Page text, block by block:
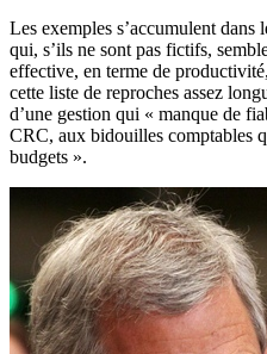
Les exemples s’accumulent
qui, s’ils ne sont pas fictifs,
effective, en terme de
cette liste de reproches assez
d’une gestion qui « manque de
CRC, aux bidouilles comptables
budgets ».